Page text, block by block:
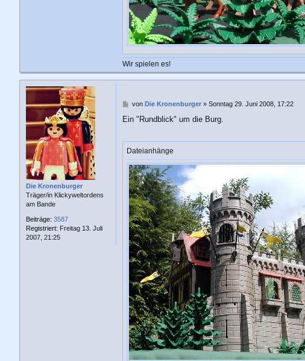
Wir spielen es!
Die Kronenburger
Träger/in Klickyweltordens
am Bande
Beiträge: 3587
Registriert: Freitag 13. Juli
2007, 21:25
B
i
a
von Die Kronenburger» Sonntag 29. Juni 2008, 17:22
Ein "Rundblick" um die Burg.
Dateianhänge